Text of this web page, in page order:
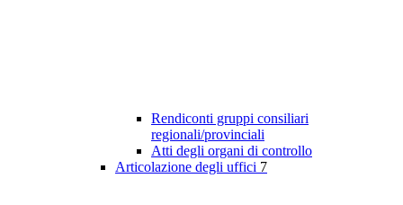
Rendiconti gruppi consiliari
regionali/provinciali
Atti degli organi di controllo
Articolazione degli uffici 7